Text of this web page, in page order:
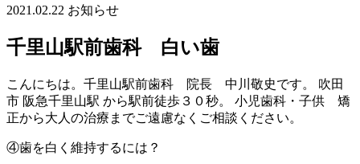
2021.02.22 お知らせ
千里山駅前歯科 白い歯
こんにちは。千里山駅前歯科 院長 中川敬史です。 吹田
市 阪急千里山駅 から駅前徒歩３０秒。 小児歯科・子供 矯
正から大人の治療までご遠慮なくご相談ください。
④歯を白く維持するには？